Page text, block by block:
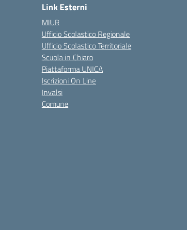
Link Esterni
MIUR
Ufficio Scolastico Regionale
Ufficio Scolastico Territoriale
Scuola in Chiaro
Piattaforma UNICA
Iscrizioni On Line
Invalsi
Comune